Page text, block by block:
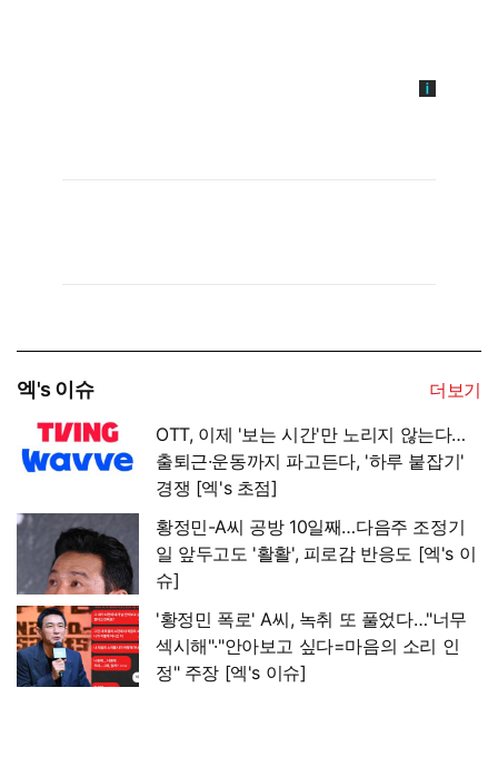
엑's 이슈
더보기
OTT, 이제 '보는 시간'만 노리지 않는다…
출퇴근·운동까지 파고든다, '하루 붙잡기'
경쟁 [엑's 초점]
황정민-A씨 공방 10일째…다음주 조정기
일 앞두고도 '활활', 피로감 반응도 [엑's 이
슈]
'황정민 폭로' A씨, 녹취 또 풀었다…"너무
섹시해"·"안아보고 싶다=마음의 소리 인
정" 주장 [엑's 이슈]